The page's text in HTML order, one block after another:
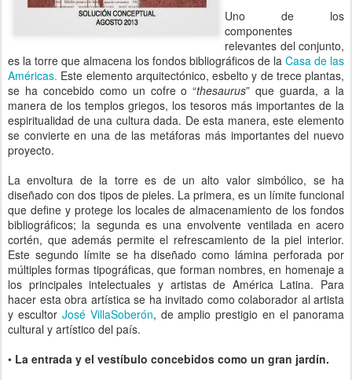
Uno de los
componentes
relevantes del conjunto,
es la torre que almacena los fondos bibliográficos de la Casa de las
Américas. Este elemento arquitectónico, esbelto y de trece plantas,
se ha concebido como un cofre o “thesaurus” que guarda, a la
manera de los templos griegos, los tesoros más importantes de la
espiritualidad de una cultura dada. De esta manera, este elemento
se convierte en una de las metáforas más importantes del nuevo
proyecto.
La envoltura de la torre es de un alto valor simbólico, se ha
diseñado con dos tipos de pieles. La primera, es un límite funcional
que define y protege los locales de almacenamiento de los fondos
bibliográficos; la segunda es una envolvente ventilada en acero
cortén, que además permite el refrescamiento de la piel interior.
Este segundo límite se ha diseñado como lámina perforada por
múltiples formas tipográficas, que forman nombres, en homenaje a
los principales intelectuales y artistas de América Latina. Para
hacer esta obra artística se ha invitado como colaborador al artista
y escultor José VillaSoberón, de amplio prestigio en el panorama
cultural y artístico del país.
• La entrada y el vestíbulo concebidos como un gran jardín.